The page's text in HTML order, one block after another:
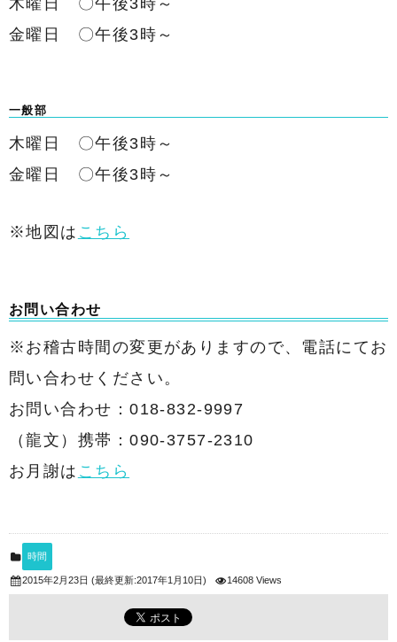
金曜日 〇午後3時～
一般部
木曜日 〇午後3時～
金曜日 〇午後3時～
※地図は こちら
お問い合わせ
※お稽古時間の変更がありますので、電話にてお
問い合わせください。
お問い合わせ：018-832-9997
（龍文）携帯：090-3757-2310
お月謝は こちら
時間
2015年2月23日 (最終更新:2017年1月10日) 14608 Views